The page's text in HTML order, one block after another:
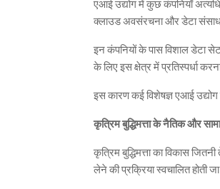
एआई उद्योग में कुछ कंपनियाँ
क्लाउड अवसंरचना और डेटा
इन कंपनियों के पास विशाल डेटा
के लिए इस क्षेत्र में प्रतिस्पर्धा
इस कारण कई विशेषज्ञ एआई
कृत्रिम बुद्धिमत्ता के नैतिक और
कृत्रिम बुद्धिमत्ता का विकास
लेने की प्रक्रिया स्वचालित होती